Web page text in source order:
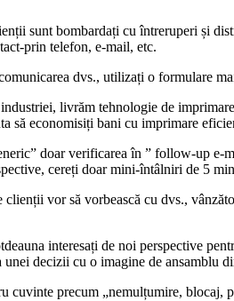
sunt bombardați cu întreruperi și
prin telefon, e-mail, etc.
dvs., utilizați o formulare
livrăm tehnologie de
să economisiți bani cu imprimare
doar verificarea în ” follow-up
cereți doar mini-întâlniri de 5
vor să vorbească cu dvs.,
interesați de noi perspective
decizii cu o imagine de ansamblu
cuvinte precum „nemulțumire,